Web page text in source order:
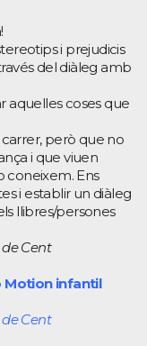
i prejudicis
del diàleg amb
aquelles coses que
però que no
i que viuen
coneixem. Ens
i establir un diàleg
llibres/persones
de Cent
Motion infantil
de Cent